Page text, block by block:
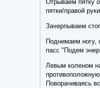
Отрываем пятку
пятки/правой
Зачерпываем
Поднимаем ногу,
пасс "Подем
Левым коленом
Поворачиваясь